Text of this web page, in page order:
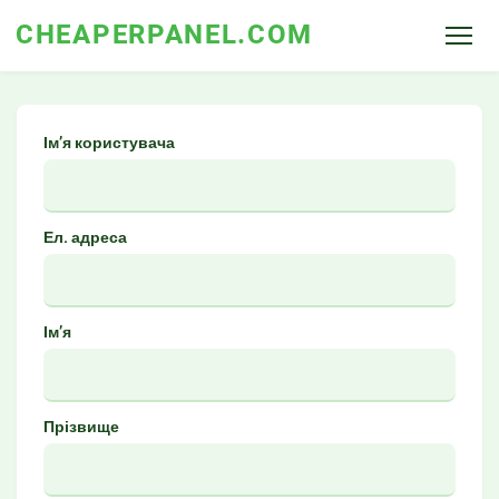
CHEAPERPANEL.COM
Ім’я користувача
Ел. адреса
Ім’я
Прізвище